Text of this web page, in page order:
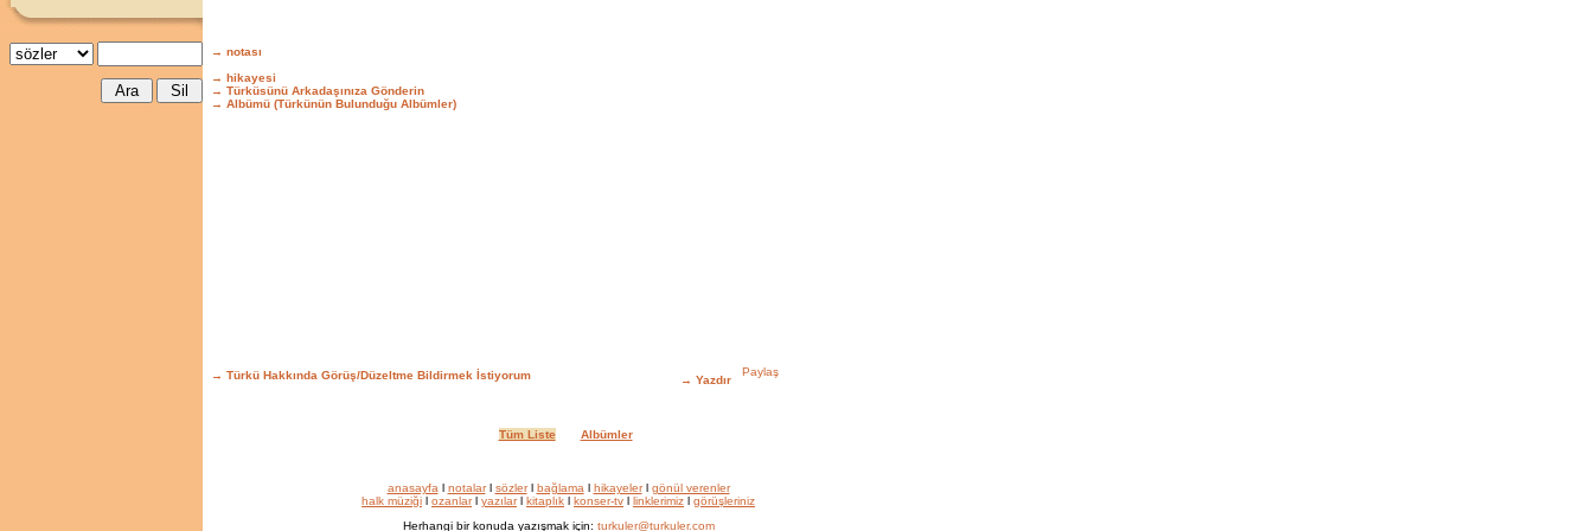
→ notası
→ hikayesi
→ Türküsünü Arkadaşınıza Gönderin
→ Albümü (Türkünün Bulunduğu Albümler)
→ Türkü Hakkında Görüş/Düzeltme Bildirmek İstiyorum → Yazdır
Tüm Liste Albümler
anasayfa l notalarl sözlerl bağlama l hikayelerl gönül verenler
halk müziği l ozanlarl yazılarl kitaplık l konser-tv l linklerimiz l görüşleriniz
Herhangi bir konuda yazışmak için: turkuler@turkuler.com